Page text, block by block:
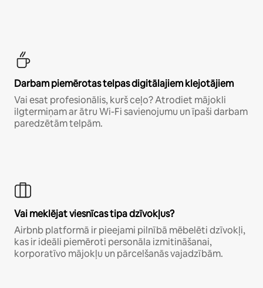
Darbam piemērotas telpas digitālajiem klejotājiem
Vai esat profesionālis, kurš ceļo? Atrodiet mājokli
ilgtermiņam ar ātru Wi-Fi savienojumu un īpaši darbam
paredzētām telpām.
Vai meklējat viesnīcas tipa dzīvokļus?
Airbnb platformā ir pieejami pilnībā mēbelēti dzīvokļi,
kas ir ideāli piemēroti personāla izmitināšanai,
korporatīvo mājokļu un pārcelšanās vajadzībām.